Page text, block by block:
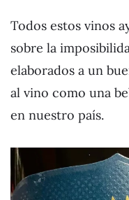
Todos estos vinos
sobre la
elaborados a un
al vino como una
en nuestro país.